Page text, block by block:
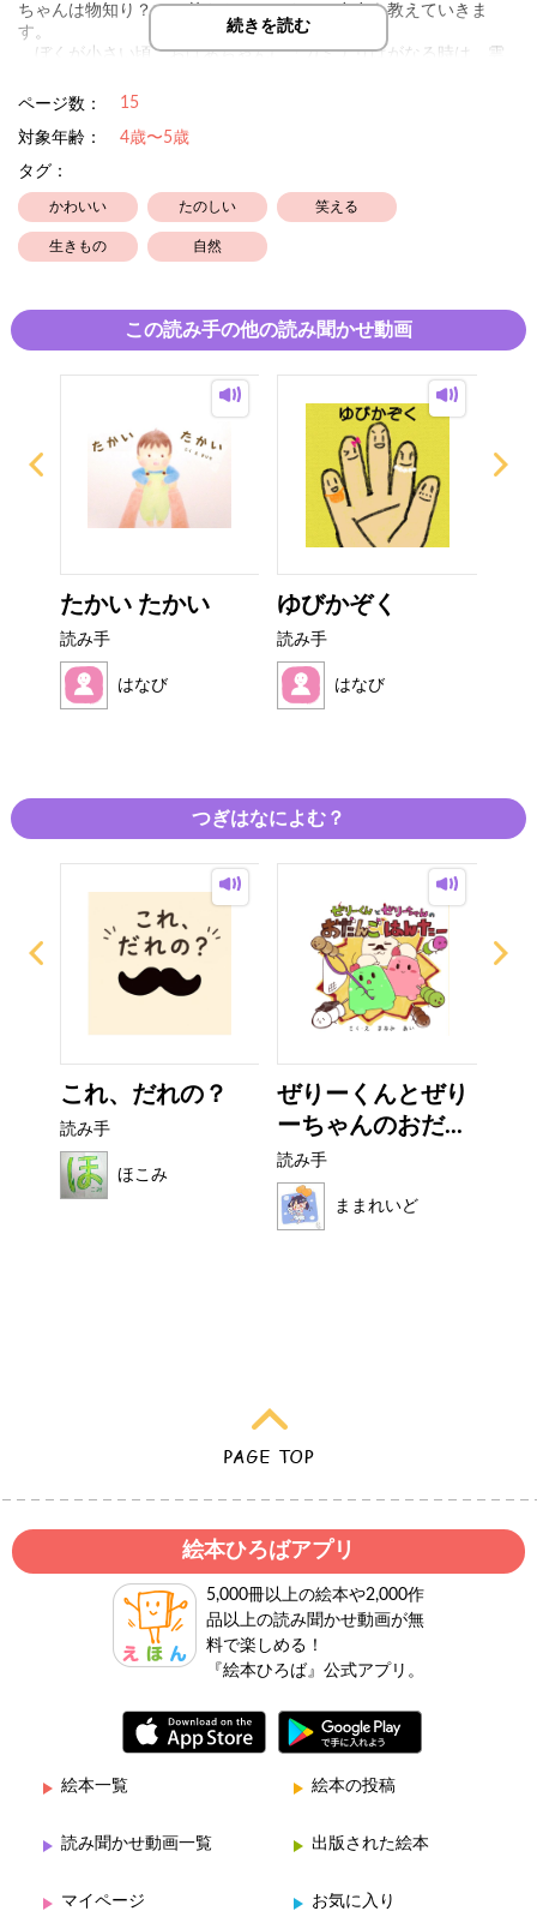
ちゃんは物知り？で、弟さんにオニさんの存在を教えていきま
す。
ぼくが小さい頃、おばあちゃんに「カミナリはがなる時は、雲
を取られるよ！！」とよく言われていました。
ければ良いと思い描きました。
続きを読む
ページ数： 15
対象年齢：
4歳〜5歳
タグ：
かわいい たのしい 笑える
生きもの 自然
この読み手の他の読み聞かせ動画
たかい たかい
読み手
はなび
ゆびかぞく
読み手
はなび
つぎはなによむ？
これ、だれの？
読み手
ほこみ
ぜりーくんとぜり
ーちゃんのおだ...
読み手
ままれいど
絵本ひろばアプリ
5,000冊以上の絵本や2,000作
品以上の読み聞かせ動画が無
料で楽しめる！
『絵本ひろば』公式アプリ。
絵本一覧 絵本の投稿
読み聞かせ動画一覧 出版された絵本
マイページ お気に入り